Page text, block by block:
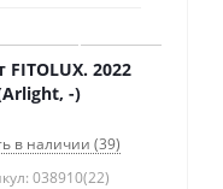
FITOLUX. 2022
-)
в наличии (39)
038910(22)